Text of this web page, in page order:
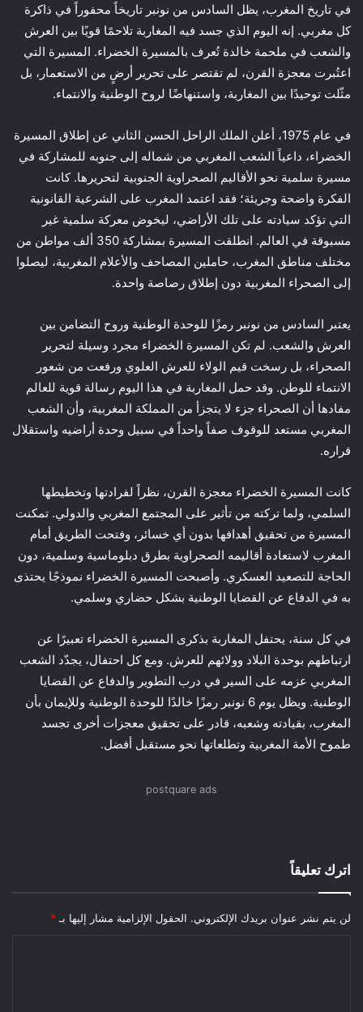
في تاريخ المغرب، يظل السادس من نونبر تاريخاً محفوراً في ذاكرة
كل مغربي. إنه اليوم الذي جسد فيه المغاربة تلاحمًا قويًا بين العرش
والشعب في ملحمة خالدة تُعرف بالمسيرة الخضراء. المسيرة التي
اعتُبرت معجزة القرن، لم تقتصر على تحرير أرضٍ من الاستعمار، بل
مثّلت توحيدًا بين المغاربة، واستنهاضًا لروح الوطنية والانتماء.
في عام 1975، أعلن الملك الراحل الحسن الثاني عن إطلاق المسيرة
الخضراء، داعياً الشعب المغربي من شماله إلى جنوبه للمشاركة في
مسيرة سلمية نحو الأقاليم الصحراوية الجنوبية لتحريرها. كانت
الفكرة واضحة وجريئة؛ فقد اعتمد المغرب على الشرعية القانونية
التي تؤكد سيادته على تلك الأراضي، ليخوض معركة سلمية غير
مسبوقة في العالم. انطلقت المسيرة بمشاركة 350 ألف مواطن من
مختلف مناطق المغرب، حاملين المصاحف والأعلام المغربية، ليصلوا
إلى الصحراء المغربية دون إطلاق رصاصة واحدة.
يعتبر السادس من نونبر رمزًا للوحدة الوطنية وروح التضامن بين
العرش والشعب. لم تكن المسيرة الخضراء مجرد وسيلة لتحرير
الصحراء، بل رسخت قيم الولاء للعرش العلوي ورفعت من شعور
الانتماء للوطن. وقد حمل المغاربة في هذا اليوم رسالة قوية للعالم
مفادها أن الصحراء جزء لا يتجزأ من المملكة المغربية، وأن الشعب
المغربي مستعد للوقوف صفاً واحداً في سبيل وحدة أراضيه واستقلال
قراره.
كانت المسيرة الخضراء معجزة القرن، نظراً لفرادتها وتخطيطها
السلمي، ولما تركته من تأثير على المجتمع المغربي والدولي. تمكنت
المسيرة من تحقيق أهدافها بدون أي خسائر، وفتحت الطريق أمام
المغرب لاستعادة أقاليمه الصحراوية بطرق دبلوماسية وسلمية، دون
الحاجة للتصعيد العسكري. وأصبحت المسيرة الخضراء نموذجًا يحتذى
به في الدفاع عن القضايا الوطنية بشكل حضاري وسلمي.
في كل سنة، يحتفل المغاربة بذكرى المسيرة الخضراء تعبيرًا عن
ارتباطهم بوحدة البلاد وولائهم للعرش. ومع كل احتفال، يجدّد الشعب
المغربي عزمه على السير في درب التطوير والدفاع عن القضايا
الوطنية. ويظل يوم 6 نونبر رمزًا خالدًا للوحدة الوطنية وللإيمان بأن
المغرب، بقيادته وشعبه، قادر على تحقيق معجزات أخرى تجسد
طموح الأمة المغربية وتطلعاتها نحو مستقبل أفضل.
postquare ads
اترك تعليقاً
لن يتم نشر عنوان بريدك الإلكتروني. الحقول الإلزامية مشار إليها بـ *